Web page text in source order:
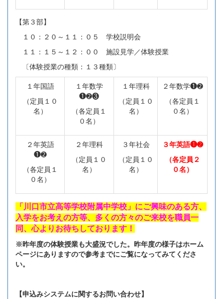
【第３部】
１０：２０～１１：０５ 学校説明会
１１：１５～１２：００ 施設見学／体験授業
〔体験授業の種類：１３種類〕
１年国語
（定員１０
名）
１年数学
❶➋❸
（各定員１
０名）
１年理科
（定員１０
名）
２年数学❶➋
（各定員１
０名）
２年英語
❶➋
（各定員１
０名）
２年理科
（定員１０
名）
３年社会
（定員１０
名）
３年英語❶➋
（各定員２
０名）
「川口市立高等学校附属中学校」にご興味のある方、
入学をお考えの方等、多くの方々のご来校を職員一
同、心よりお待ちしております！
※昨年度の体験授業も大盛況でした。昨年度の様子はホーム
ページにありますので参考までにご覧になってみてくださ
い。
【申込みシステムに関するお問い合わせ】